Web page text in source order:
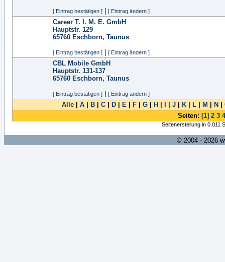
[ Eintrag bestätigen ] [ Eintrag ändern ]
Career T. I. M. E. GmbH
Hauptstr. 129
65760 Eschborn, Taunus
[ Eintrag bestätigen ] [ Eintrag ändern ]
CBL Mobile GmbH
Hauptstr. 131-137
65760 Eschborn, Taunus
[ Eintrag bestätigen ] [ Eintrag ändern ]
Alle A B C D E F G H J K L M N
Seiten: [1] 2 3 4
Seitenerstellung in 0.011
© 2004 - 2026